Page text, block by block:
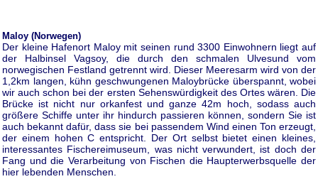
Maloy (Norwegen)
Der kleine Hafenort Maloy mit seinen rund 3300 Einwohnern liegt auf
der Halbinsel Vagsoy, die durch den schmalen Ulvesund vom
norwegischen Festland getrennt wird. Dieser Meeresarm wird von der
1,2km langen, kühn geschwungenen Maloybrücke überspannt, wobei
wir auch schon bei der ersten Sehenswürdigkeit des Ortes wären. Die
Brücke ist nicht nur orkanfest und ganze 42m hoch, sodass auch
größere Schiffe unter ihr hindurch passieren können, sondern Sie ist
auch bekannt dafür, dass sie bei passendem Wind einen Ton erzeugt,
der einem hohen C entspricht. Der Ort selbst bietet einen kleines,
interessantes Fischereimuseum, was nicht verwundert, ist doch der
Fang und die Verarbeitung von Fischen die Haupterwerbsquelle der
hier lebenden Menschen.